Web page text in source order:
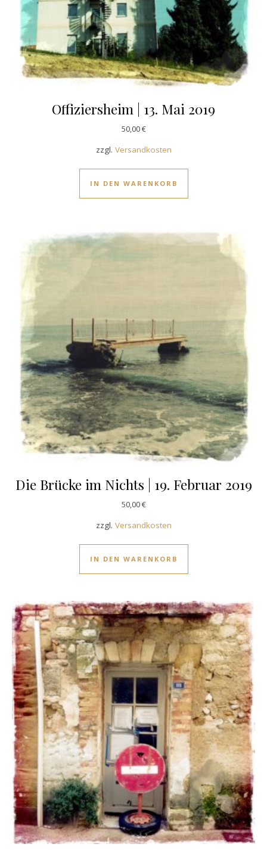
Offiziersheim | 13. Mai 2019
50,00€
zzgl. Versandkosten
IN DEN WARENKORB
Die Brücke im Nichts | 19. Februar 2019
50,00€
zzgl. Versandkosten
IN DEN WARENKORB